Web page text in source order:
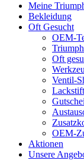
Meine
Bekleidung
Oft Gesucht
OEM-
Oft
Ventil-
OEM-
Aktionen
Unsere